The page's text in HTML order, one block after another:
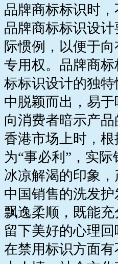
品牌商标标识时
品牌商标标识设
际惯例，以便于
专用权。品牌商
标标识设计的独
中脱颖而出，易
向消费者暗示产
香港市场上时，
为“事必利”，实
冰凉解渴的印象
中国销售的洗发
飘逸柔顺，既能
留下美好的心理
在禁用标识方面